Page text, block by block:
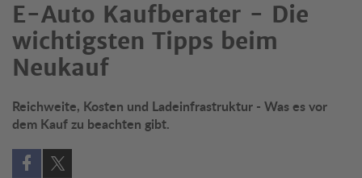
E-Auto Kaufberater - Die
wichtigsten Tipps beim
Neukauf
Reichweite, Kosten und Ladeinfrastruktur - Was es vor
dem Kauf zu beachten gibt.
Auf Facebook teilen (öffnet in neuem Fenster)
Auf X teilen (öffnet in neuem Fenster)